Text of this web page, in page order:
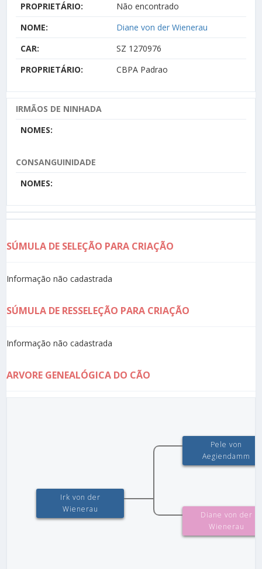
PROPRIETÁRIO:
Não encontrado
NOME:
Diane von der Wienerau
CAR:
SZ 1270976
PROPRIETÁRIO:
CBPA Padrao
IRMÃOS DE NINHADA
NOMES:
CONSANGUINIDADE
NOMES:
SÚMULA DE SELEÇÃO PARA CRIAÇÃO
Informação não cadastrada
SÚMULA DE RESSELEÇÃO PARA CRIAÇÃO
Informação não cadastrada
ARVORE GENEALÓGICA DO CÃO
Irk von der
Wienerau
Pele von
Aegiendamm
Diane von der
Wienerau